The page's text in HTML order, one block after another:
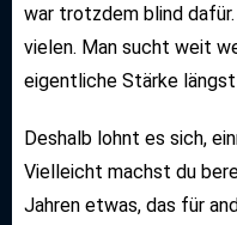
war trotzdem blind
vielen. Man sucht weit
eigentliche Stärke
Deshalb lohnt es sich,
Vielleicht machst du
Jahren etwas, das für